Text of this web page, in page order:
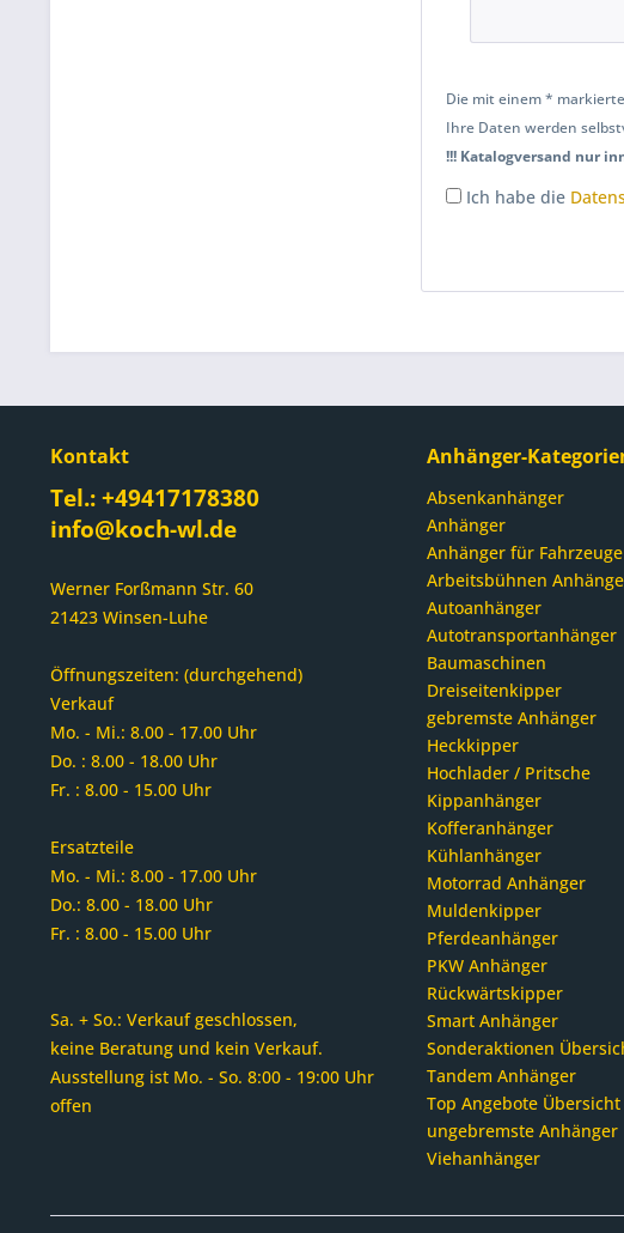
Die mit einem *
Ihre Daten werden
!!! Katalogversand nur
Ich habe die
Kontakt
Tel.: +49417178380
info@koch-wl.de
Werner Forßmann Str. 60
21423 Winsen-Luhe
Öffnungszeiten: (durchgehend)
Verkauf
Mo. - Mi.: 8.00 - 17.00 Uhr
Do. : 8.00 - 18.00 Uhr
Fr. : 8.00 - 15.00 Uhr
Ersatzteile
Mo. - Mi.: 8.00 - 17.00 Uhr
Do.: 8.00 - 18.00 Uhr
Fr. : 8.00 - 15.00 Uhr
Sa. + So.: Verkauf geschlossen,
keine Beratung und kein Verkauf.
Ausstellung ist Mo. - So. 8:00 - 19:00 Uhr
offen
Anhänger-
Absenkanhänger
Anhänger
Anhänger für Fahrzeuge
Arbeitsbühnen
Autoanhänger
Autotransportanhänger
Baumaschinen
Dreiseitenkipper
gebremste Anhänger
Heckkipper
Hochlader / Pritsche
Kippanhänger
Kofferanhänger
Kühlanhänger
Motorrad Anhänger
Muldenkipper
Pferdeanhänger
PKW Anhänger
Rückwärtskipper
Smart Anhänger
Sonderaktionen
Tandem Anhänger
Top Angebote Übersicht
ungebremste Anhänger
Viehanhänger